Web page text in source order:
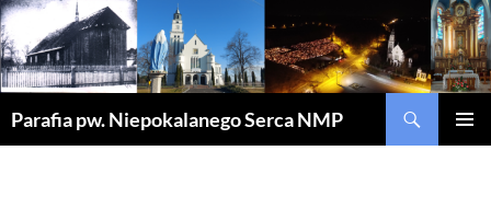
Parafia pw. Niepokalanego Serca NMP